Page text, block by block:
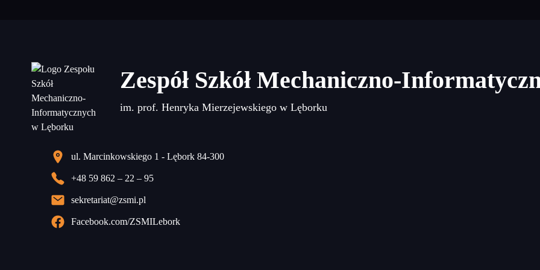
Zespół Szkół Mechaniczno-
im. prof. Henryka Mierzejewskiego w Lęborku
ul. Marcinkowskiego 1 - Lębork 84-300
+48 59 862 – 22 – 95
sekretariat@zsmi.pl
Facebook.com/ZSMILebork